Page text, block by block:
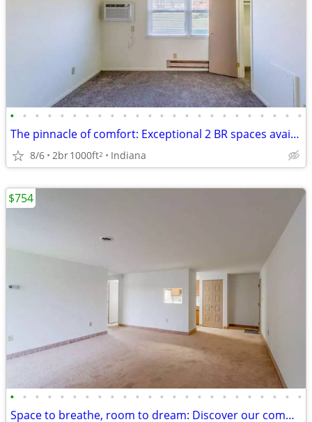
• • • • • • • • • • • • • • • • • • • • • • • •
The pinnacle of comfort: Exceptional 2 BR spaces available.
8/6 2br1000ft2 Indiana
• • • • • • • • • • • • • • • • • • • • • • • •
Space to breathe, room to dream: Discover our community!
$754